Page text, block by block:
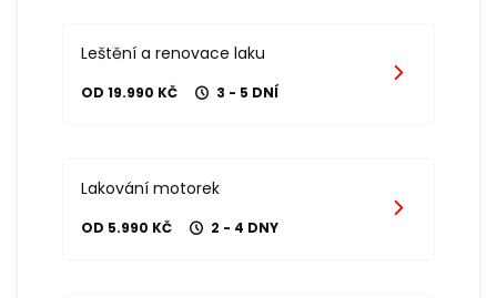
Leštění a renovace laku
OD 19.990 KČ 3 - 5 DNÍ
Lakování motorek
OD 5.990 KČ 2 - 4 DNY